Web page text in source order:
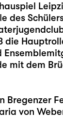
des
die
mit dem
Bregenzer
von